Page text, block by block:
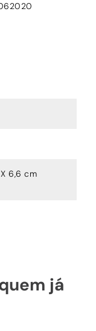
6,6 cm
já